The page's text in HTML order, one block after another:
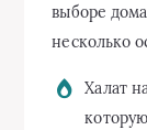
выборе
несколько
Халат